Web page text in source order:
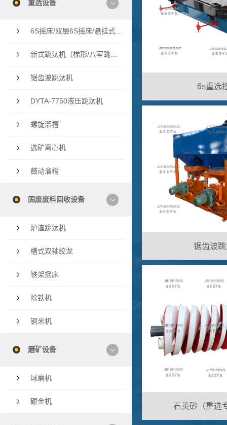
重选设备
锯齿波跳汰机
DYTA-7750液压跳汰机
螺旋溜槽
选矿离心机
鼓动溜槽
固废废料回收设备
炉渣跳汰机
槽式双轴绞龙
铁架摇床
除铁机
铜米机
磨矿设备
球磨机
碾金机
6s重选
锯齿波
石英砂（重选